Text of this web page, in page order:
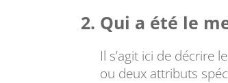
Qui a été le
Il s’agit ici de décrire
ou deux attributs